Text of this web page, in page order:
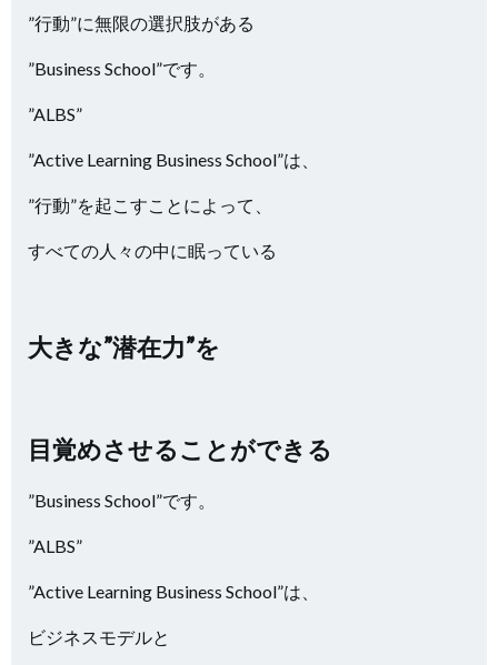
”行動”に無限の選択肢がある
”Business School”です。
”ALBS”
”Active Learning Business School”は、
”行動”を起こすことによって、
すべての人々の中に眠っている
大きな”潜在力”を
目覚めさせることができる
”Business School”です。
”ALBS”
”Active Learning Business School”は、
ビジネスモデルと